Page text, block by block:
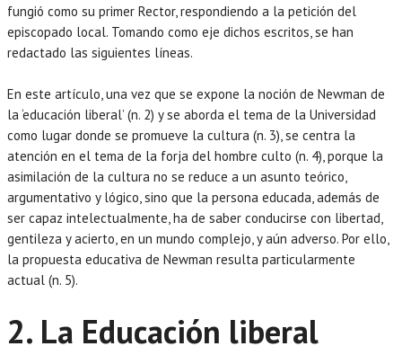
fungió como su primer Rector, respondiendo a la petición del
episcopado local. Tomando como eje dichos escritos, se han
redactado las siguientes líneas.
En este artículo, una vez que se expone la noción de Newman de
la ‘educación liberal’ (n. 2) y se aborda el tema de la Universidad
como lugar donde se promueve la cultura (n. 3), se centra la
atención en el tema de la forja del hombre culto (n. 4), porque la
asimilación de la cultura no se reduce a un asunto teórico,
argumentativo y lógico, sino que la persona educada, además de
ser capaz intelectualmente, ha de saber conducirse con libertad,
gentileza y acierto, en un mundo complejo, y aún adverso. Por ello,
la propuesta educativa de Newman resulta particularmente
actual (n. 5).
2. La Educación liberal